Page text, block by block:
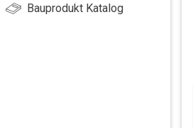
Bauprodukt Katalog